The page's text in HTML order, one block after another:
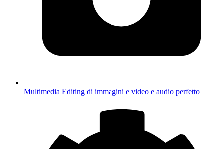
Multimedia Editing di immagini e video e audio perfetto